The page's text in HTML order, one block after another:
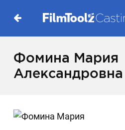
Фомина Мария
Александровна